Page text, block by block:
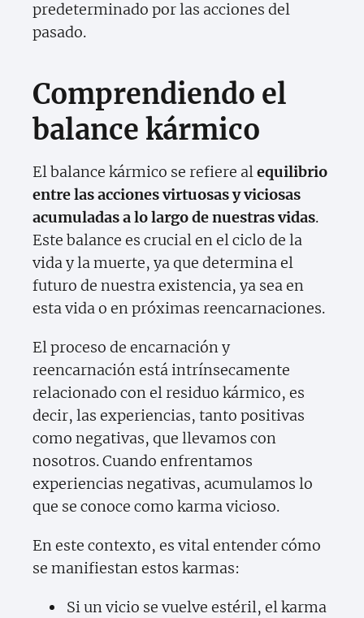
predeterminado por las acciones del
pasado.
Comprendiendo el
balance kármico
El balance kármico se refiere alequilibrio
entre las acciones virtuosas y viciosas
acumuladas a lo largo de nuestras vidas.
Este balance es crucial en el ciclo de la
vida y la muerte, ya que determina el
futuro de nuestra existencia, ya sea en
esta vida o en próximas reencarnaciones.
El proceso de encarnación y
reencarnación está intrínsecamente
relacionado con el residuo kármico, es
decir, las experiencias, tanto positivas
como negativas, que llevamos con
nosotros. Cuando enfrentamos
experiencias negativas, acumulamos lo
que se conoce como karma vicioso.
En este contexto, es vital entender cómo
se manifiestan estos karmas:
Si un vicio se vuelve estéril, el karma